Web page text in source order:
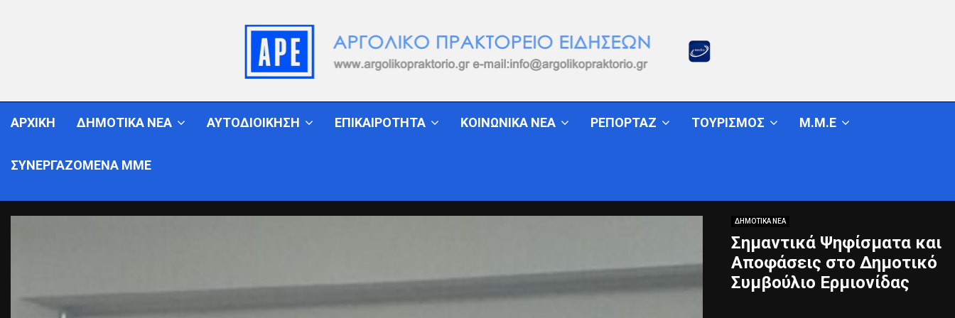
ΑΡΧΙΚΗ ΔΗΜΟΤΙΚΑ ΝΕΑ ΑΥΤΟΔΙΟΙΚΗΣΗ ΕΠΙΚΑΙΡΟΤΗΤΑ ΚΟΙΝΩΝΙΚΑ ΝΕΑ ΡΕΠΟΡΤΑΖ ΤΟΥΡΙΣΜΟΣ Μ.Μ.Ε
ΣΥΝΕΡΓΑΖΟΜΕΝΑ ΜΜΕ
ΔΗΜΟΤΙΚΑ ΝΕΑ
Σημαντικά Ψηφίσματα και
Αποφάσεις στο Δημοτικό
Συμβούλιο Ερμιονίδας